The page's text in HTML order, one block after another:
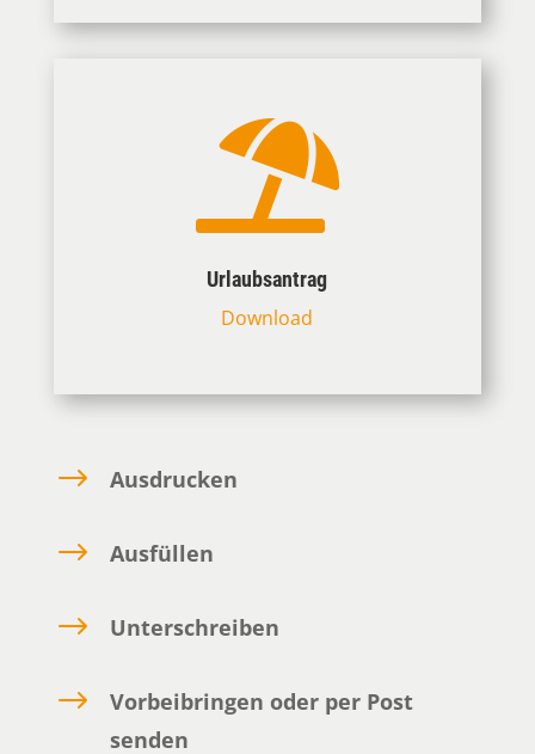

Urlaubsantrag
Download
$ Ausdrucken
$ Ausfüllen
$ Unterschreiben
$
Vorbeibringen oder per Post
senden